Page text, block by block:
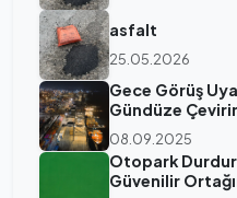
asfalt
25.05.2026
Gece Görüş
Gündüze
08.09.2025
Otopark
Güvenilir